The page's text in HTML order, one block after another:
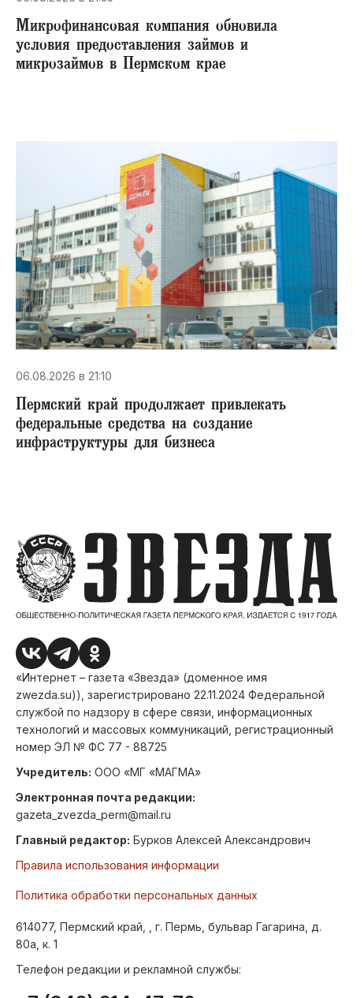
Микрофинансовая компания обновила
условия предоставления займов и
микрозаймов в Пермском крае
06.08.2026 в 21:10
Пермский край продолжает привлекать
федеральные средства на создание
инфраструктуры для бизнеса
«Интернет – газета «Звезда» (доменное имя
zwezda.su)), зарегистрировано 22.11.2024 Федеральной
службой по надзору в сфере связи, информационных
технологий и массовых коммуникаций, регистрационный
номер ЭЛ № ФС 77 - 88725
Учредитель: ООО «МГ «МАГМА»
Электронная почта редакции:
gazeta_zvezda_perm@mail.ru
Главный редактор: Бурков Алексей Александрович
Правила использования информации
Политика обработки персональных данных
614077, Пермский край, , г. Пермь, бульвар Гагарина, д.
80а, к. 1
Телефон редакции и рекламной службы: